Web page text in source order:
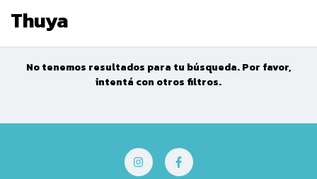
Thuya
No tenemos resultados para tu búsqueda. Por favor,
intentá con otros filtros.